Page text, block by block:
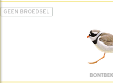
GEEN BROEDSEL